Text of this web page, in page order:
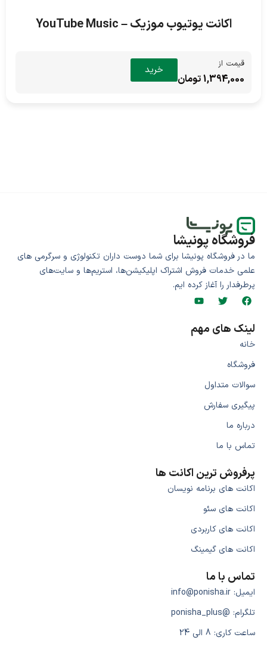
اکانت یوتیوب موزیک – YouTube Music
قیمت از
1,394,000 تومان
خرید
فروشگاه پونیشا
ما در فروشگاه پونیشا برای شما دوست داران تکنولوژی و سرگرمی های
علمی خدمات فروش اشتراک اپلیکیشن‌ها، استریم‌ها و سایت‌های
پرطرفدار را آغاز کرده ایم.
لینک های مهم
خانه
فروشگاه
سوالات متداول
پیگیری سفارش
درباره ما
تماس با ما
پرفروش ترین اکانت ها
اکانت های برنامه نویسان
اکانت های سئو
اکانت های کاربردی
اکانت های گیمینگ
تماس با ما
ایمیل: info@ponisha.ir
تلگرام: @ponisha_plus
ساعت کاری: 8 الی 24